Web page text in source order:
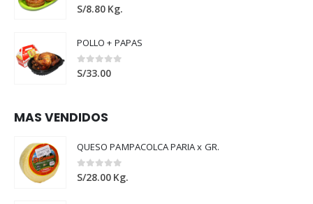
0out of 5
S/8.80 Kg.
POLLO + PAPAS
0out of 5
S/33.00
MAS VENDIDOS
QUESO PAMPACOLCA PARIA x GR.
0out of 5
S/28.00 Kg.